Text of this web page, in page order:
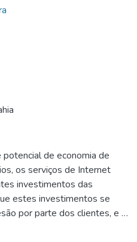
de economia de
os serviços de Internet
investimentos das
estes investimentos se
por parte dos clientes, e a